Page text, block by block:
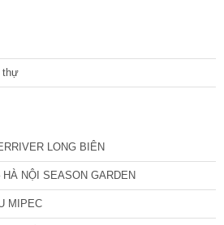
thự
LONG BIÊN
NỘI SEASON GARDEN
MIPEC